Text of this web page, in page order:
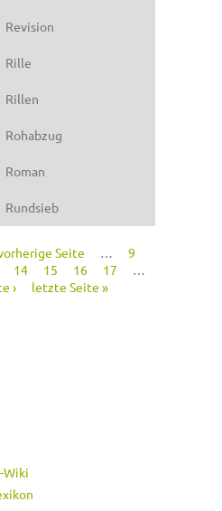
Revision
Rille
Rillen
Rohabzug
Roman
Rundsieb
Seite …
9
14 15 16 17
…
›
letzte Seite »
Wiki